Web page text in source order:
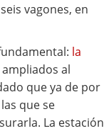
vagones, en
la
al
que ya de por
que se
La estación